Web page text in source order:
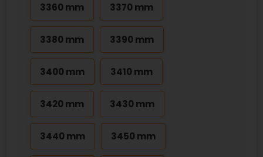
3360 mm 3370 mm
3380 mm 3390 mm
3400 mm 3410 mm
3420 mm 3430 mm
3440 mm 3450 mm